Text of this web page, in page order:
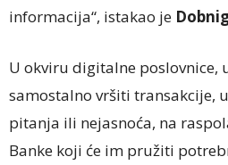
informacija“, istakao je
U okviru digitalne poslovnice,
samostalno vršiti transakcije,
pitanja ili nejasnoća, na
Banke koji će im pružiti